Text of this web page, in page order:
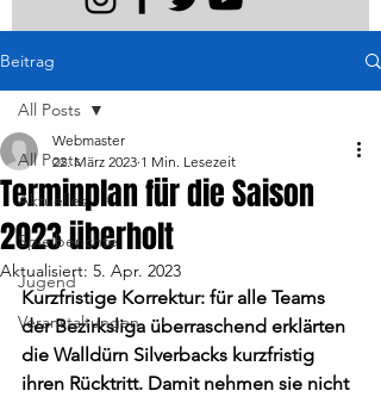
Beitrag
All Posts
Aktuelles
Spielberichte
Jugend
Veranstaltungen
All Posts
Terminplan für die Saison
2023 überholt
Webmaster
22. März 2023 1 Min. Lesezeit
Aktualisiert: 5. Apr. 2023
Kurzfristige Korrektur: für alle Teams
der Bezirksliga überraschend erklärten
die Walldürn Silverbacks kurzfristig
ihren Rücktritt. Damit nehmen sie nicht